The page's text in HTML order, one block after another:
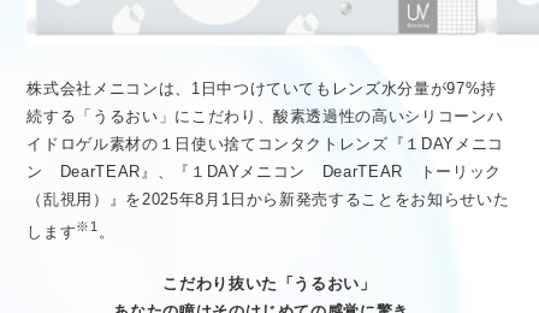
株式会社メニコンは、1日中つけていてもレンズ水分量が97%持
続する「うるおい」にこだわり、酸素透過性の高いシリコーンハ
イドロゲル素材の１日使い捨てコンタクトレンズ『１DAYメニコ
ン DearTEAR』、『１DAYメニコン DearTEAR トーリック
（乱視用）』を2025年8月1日から新発売することをお知らせいた
します※1 。
こだわり抜いた「うるおい」